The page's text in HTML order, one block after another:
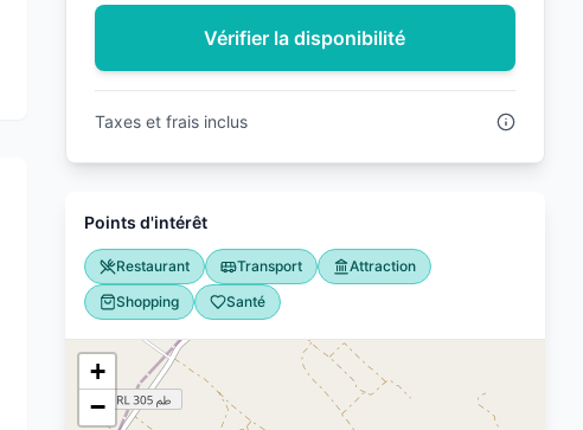
Vérifier la disponibilité
Taxes et frais inclus
Points d'intérêt
Restaurant Transport
Attraction
Shopping
Santé
+
−